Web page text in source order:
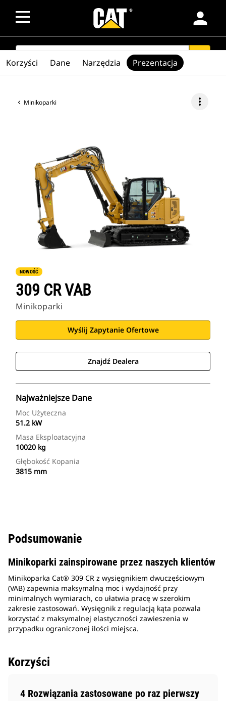
person
SEARCH
Minikoparki more_vert
NOWOŚĆ
309 CR VAB
Minikoparki
Wyślij Zapytanie Ofertowe
Znajdź Dealera
Najważniejsze Dane
Moc Użyteczna
51.2 kW
Masa Eksploatacyjna
10020 kg
Głębokość Kopania
3815 mm
Korzyści Dane Narzędzia Prezentacja
Podsumowanie
Minikoparki zainspirowane przez naszych klientów
Minikoparka Cat® 309 CR z wysięgnikiem dwuczęściowym
(VAB) zapewnia maksymalną moc i wydajność przy
minimalnych wymiarach, co ułatwia pracę w szerokim
zakresie zastosowań. Wysięgnik z regulacją kąta pozwala
korzystać z maksymalnej elastyczności zawieszenia w
przypadku ograniczonej ilości miejsca.
Korzyści
4 Rozwiązania zastosowane po raz pierwszy